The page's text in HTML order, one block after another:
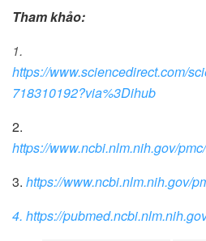
Tham khảo:
1.
https://www.sciencedirect.com/
718310192?via%3Dihub
2.
https://www.ncbi.nlm.nih.gov/
3. https://www.ncbi.nlm.nih.gov/
4. https://